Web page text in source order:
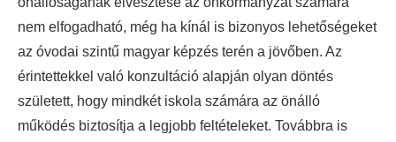
nem elfogadható, még ha kínál is bizonyos lehetőségeket
az óvodai szintű magyar képzés terén a jövőben. Az
érintettekkel való konzultáció alapján olyan döntés
született, hogy mindkét iskola számára az önálló
működés biztosítja a legjobb feltételeket. Továbbra is